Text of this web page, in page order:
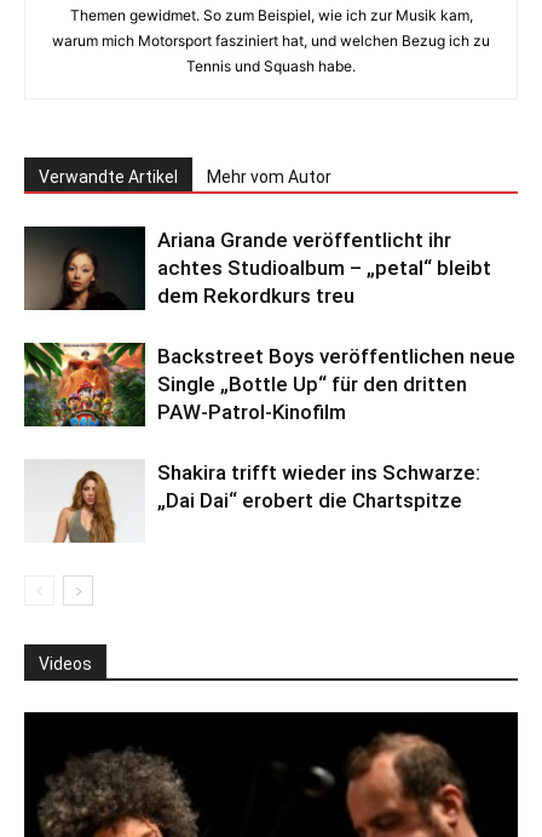
Themen gewidmet. So zum Beispiel, wie ich zur Musik kam,
warum mich Motorsport fasziniert hat, und welchen Bezug ich zu
Tennis und Squash habe.
Verwandte Artikel Mehr vom Autor
Ariana Grande veröffentlicht ihr
achtes Studioalbum – „petal“ bleibt
dem Rekordkurs treu
Backstreet Boys veröffentlichen neue
Single „Bottle Up“ für den dritten
PAW-Patrol-Kinofilm
Shakira trifft wieder ins Schwarze:
„Dai Dai“ erobert die Chartspitze
Videos